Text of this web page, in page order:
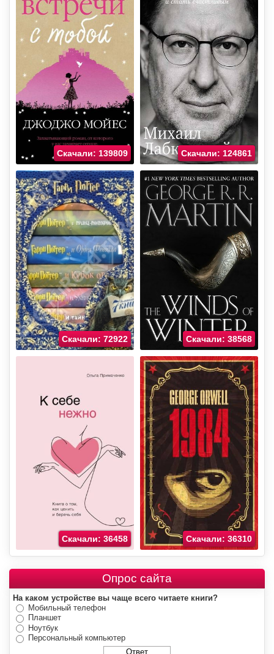
Скачали: 139809 Скачали: 124861
Скачали: 72922 Скачали: 38568
Скачали: 36458 Скачали: 36310
Опрос сайта
На каком устройстве вы чаще всего читаете книги?
Мобильный телефон
Планшет
Ноутбук
Персональный компьютер